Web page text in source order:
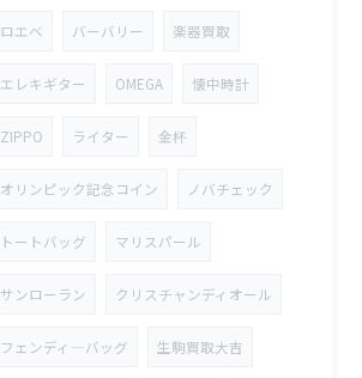
ロエベ バーバリー 楽器買取
エレキギター OMEGA 懐中時計
ZIPPO ライター 金杯
オリンピック記念コイン ノバチェック
トートバッグ マリスパール
サンローラン クリスチャンディオール
フェンディ―バッグ 生駒買取大吉